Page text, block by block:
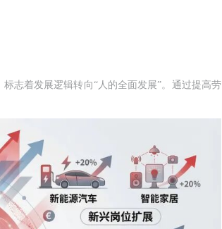
志着发展逻辑转向“人的全面发展”。通过提高劳